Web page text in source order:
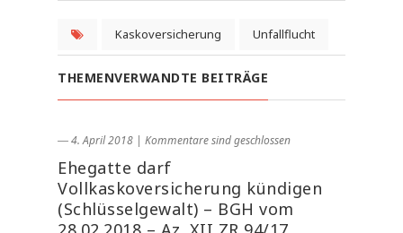
Kaskoversicherung Unfallflucht
THEMENVERWANDTE BEITRÄGE
― 4. April 2018 | Kommentare sind geschlossen
Ehegatte darf
Vollkaskoversicherung kündigen
(Schlüsselgewalt) – BGH vom